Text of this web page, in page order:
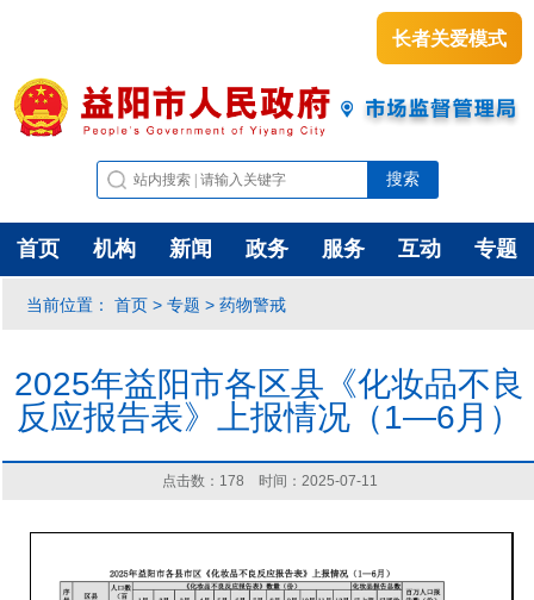
长者关爱模式
首页 机构 新闻 政务 服务 互动 专题
当前位置： 首页 > 专题 > 药物警戒
2025年益阳市各区县《化妆品不良
反应报告表》上报情况（1—6月）
点击数： 178 时间：2025-07-11